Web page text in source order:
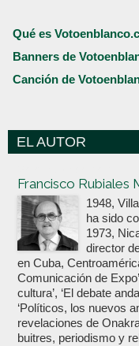
Qué es
Banners de
Canción de
EL AUTOR
Francisco Rubiales
1948,
ha sido
1973,
director
en Cuba,
Comunicación de
cultura’, ‘El debate
‘Políticos, los nuevos
revelaciones de
buitres, periodismo y